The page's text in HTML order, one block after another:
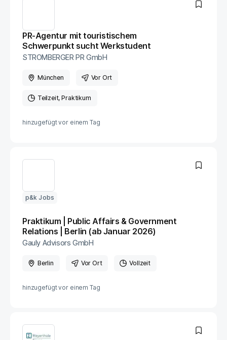
PR-Agentur mit touristischem
Schwerpunkt sucht Werkstudent
STROMBERGER PR GmbH
München Vor Ort
Teilzeit Praktikum
hinzugefügt vor einem Tag
p&k Jobs
Praktikum | Public Affairs & Government
Relations | Berlin (ab Januar 2026)
Gauly Advisors GmbH
Berlin Vor Ort Vollzeit
hinzugefügt vor einem Tag